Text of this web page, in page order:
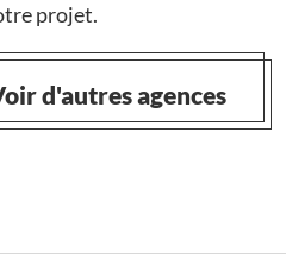
projet.
d'autres agences